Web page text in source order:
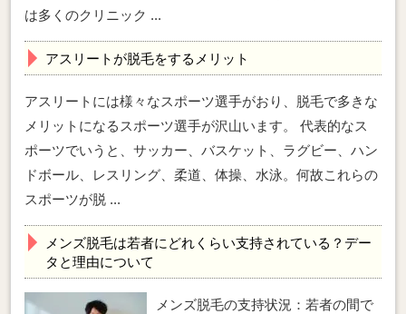
は多くのクリニック ...
アスリートが脱毛をするメリット
アスリートには様々なスポーツ選手がおり、脱毛で多きな
メリットになるスポーツ選手が沢山います。 代表的なス
ポーツでいうと、サッカー、バスケット、ラグビー、ハン
ドボール、レスリング、柔道、体操、水泳。何故これらの
スポーツが脱 ...
メンズ脱毛は若者にどれくらい支持されている？デー
タと理由について
メンズ脱毛の支持状況：若者の間で